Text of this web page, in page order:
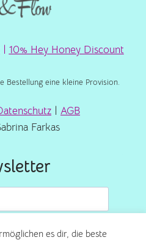
10% Hey Honey Discount
Bestellung eine kleine Provision.
AGB
Farkas
es dir, die beste